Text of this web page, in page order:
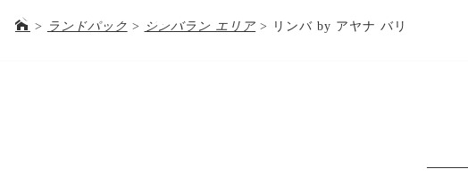
03-5288-5672
ランドパック / リンバ by アヤナ バリ
> ランドパック > ジンバラン エリア > リンバ by アヤナ バリ